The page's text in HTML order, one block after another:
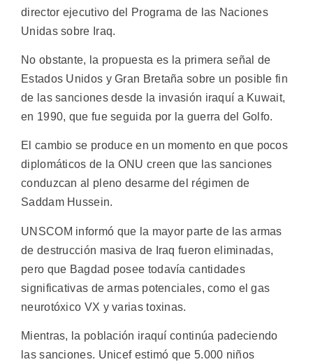
director ejecutivo del Programa de las Naciones
Unidas sobre Iraq.
No obstante, la propuesta es la primera señal de
Estados Unidos y Gran Bretaña sobre un posible fin
de las sanciones desde la invasión iraquí a Kuwait,
en 1990, que fue seguida por la guerra del Golfo.
El cambio se produce en un momento en que pocos
diplomáticos de la ONU creen que las sanciones
conduzcan al pleno desarme del régimen de
Saddam Hussein.
UNSCOM informó que la mayor parte de las armas
de destrucción masiva de Iraq fueron eliminadas,
pero que Bagdad posee todavía cantidades
significativas de armas potenciales, como el gas
neurotóxico VX y varias toxinas.
Mientras, la población iraquí continúa padeciendo
las sanciones. Unicef estimó que 5.000 niños